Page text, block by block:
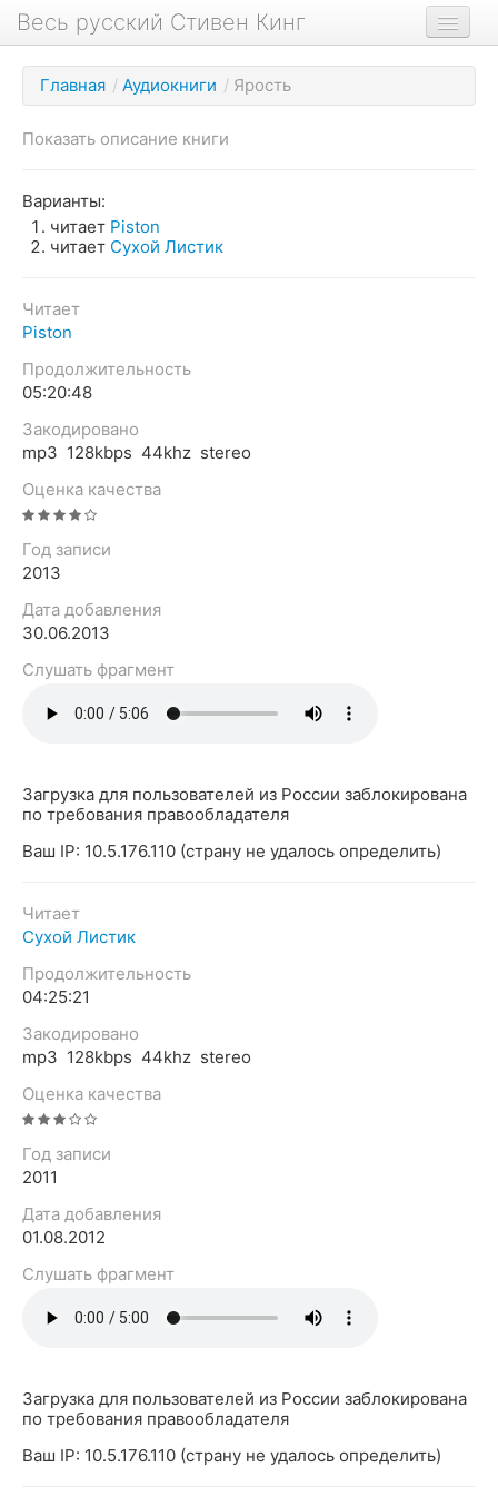
Весь русский Стивен Кинг
Книги
Фильмы
Аудиокниги
Новости Кинга
О проекте
Главная / Аудиокниги / Ярость
Показать описание книги
Варианты:
читает Piston
читает Сухой Листик
Читает
Piston
Продолжительность
05:20:48
Закодировано
mp3 128kbps 44khz stereo
Оценка качества
Год записи
2013
Дата добавления
30.06.2013
Слушать фрагмент
Загрузка для пользователей из России заблокирована
по требования правообладателя
Ваш IP: 10.5.176.110 (страну не удалось определить)
Читает
Сухой Листик
Продолжительность
04:25:21
Закодировано
mp3 128kbps 44khz stereo
Оценка качества
Год записи
2011
Дата добавления
01.08.2012
Слушать фрагмент
Загрузка для пользователей из России заблокирована
по требования правообладателя
Ваш IP: 10.5.176.110 (страну не удалось определить)